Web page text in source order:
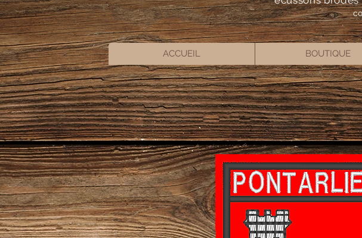
ACCUEIL BOUTIQUE